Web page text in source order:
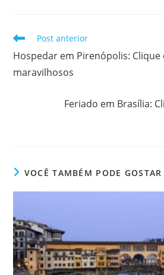
Leia
artigos
Post anterior
Hospedar em Pirenópolis: Clique
maravilhosos
Feriado em Brasília:
VOCÊ TAMBÉM PODE GOSTAR